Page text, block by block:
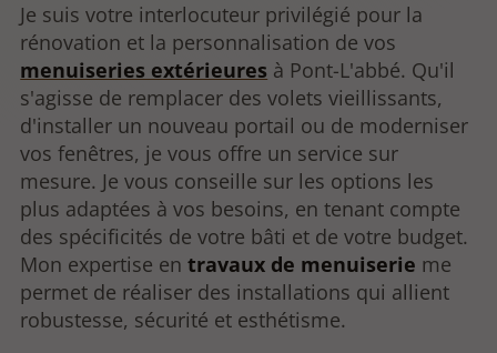
Je suis votre interlocuteur privilégié pour la
rénovation et la personnalisation de vos
menuiseries extérieures à Pont-L'abbé. Qu'il
s'agisse de remplacer des volets vieillissants,
d'installer un nouveau portail ou de moderniser
vos fenêtres, je vous offre un service sur
mesure. Je vous conseille sur les options les
plus adaptées à vos besoins, en tenant compte
des spécificités de votre bâti et de votre budget.
Mon expertise entravaux de menuiserie me
permet de réaliser des installations qui allient
robustesse, sécurité et esthétisme.